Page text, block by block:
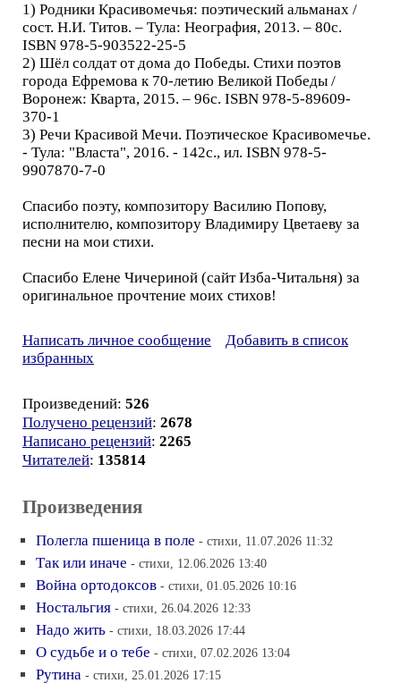
1) Родники Красивомечья: поэтический альманах /
сост. Н.И. Титов. – Тула: Неография, 2013. – 80с.
ISBN 978-5-903522-25-5
2) Шёл солдат от дома до Победы. Стихи поэтов
города Ефремова к 70-летию Великой Победы /
Воронеж: Кварта, 2015. – 96с. ISBN 978-5-89609-
370-1
3) Речи Красивой Мечи. Поэтическое Красивомечье.
- Тула: "Власта", 2016. - 142с., ил. ISBN 978-5-
9907870-7-0
Спасибо поэту, композитору Василию Попову,
исполнителю, композитору Владимиру Цветаеву за
песни на мои стихи.
Спасибо Елене Чичериной (сайт Изба-Читальня) за
оригинальное прочтение моих стихов!
Написать личное сообщение
Добавить в список
избранных
Произведений: 526
Получено рецензий: 2678
Написано рецензий: 2265
Читателей: 135814
Произведения
Полегла пшеница в поле - стихи, 11.07.2026 11:32
Так или иначе - стихи, 12.06.2026 13:40
Война ортодоксов - стихи, 01.05.2026 10:16
Ностальгия - стихи, 26.04.2026 12:33
Надо жить - стихи, 18.03.2026 17:44
О судьбе и о тебе - стихи, 07.02.2026 13:04
Рутина - стихи, 25.01.2026 17:15